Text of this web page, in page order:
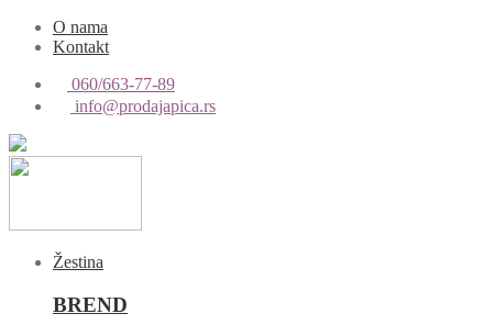
O nama
Kontakt
060/663-77-89
info@prodajapica.rs
Žestina
BREND